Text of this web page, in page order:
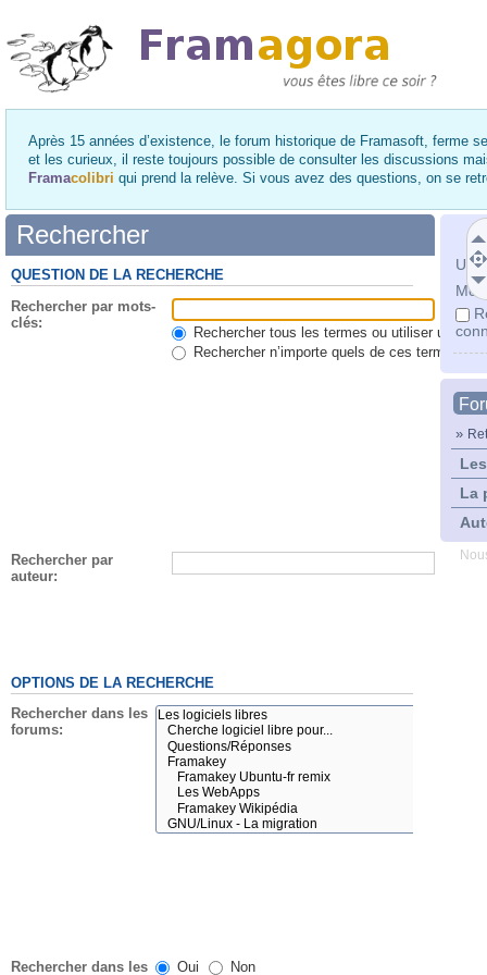
Après 15 années d’existence, le forum historique de Framasoft, ferme
et les curieux, il reste toujours possible de consulter les discussions
Framacolibri qui prend la relève. Si vous avez des questions, on se
Mot
»
La
Rechercher
QUESTION DE LA RECHERCHE
Rechercher par mots-
clés:
Rechercher tous les termes ou utiliser une
Rechercher n’importe quels de ces termes
Rechercher par
auteur:
OPTIONS DE LA RECHERCHE
Rechercher dans les
forums:
Rechercher dans les Oui Non